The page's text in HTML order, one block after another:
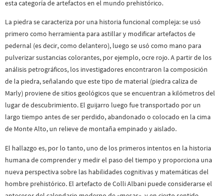
esta categoría de artefactos en el mundo prehistórico.
La piedra se caracteriza por una historia funcional compleja: se usó
primero como herramienta para astillar y modificar artefactos de
pedernal (es decir, como delantero), luego se usó como mano para
pulverizar sustancias colorantes, por ejemplo, ocre rojo. A partir de los
análisis petrográficos, los investigadores encontraron la composición
de la piedra, señalando que este tipo de material (piedra caliza de
Marly) proviene de sitios geológicos que se encuentran a kilómetros del
lugar de descubrimiento. El guijarro luego fue transportado por un
largo tiempo antes de ser perdido, abandonado o colocado en la cima
de Monte Alto, un relieve de montaña empinado y aislado.
El hallazgo es, por lo tanto, uno de los primeros intentos en la historia
humana de comprender y medir el paso del tiempo y proporciona una
nueva perspectiva sobre las habilidades cognitivas y matemáticas del
hombre prehistórico. El artefacto de Colli Albani puede considerarse el